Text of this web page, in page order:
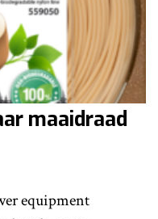
maaidraad
equipment